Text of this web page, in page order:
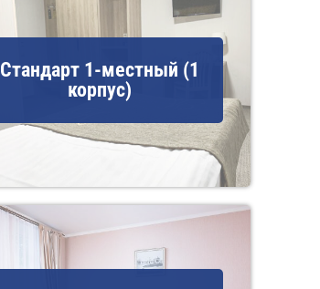
Стандарт 1-местный (1
корпус)